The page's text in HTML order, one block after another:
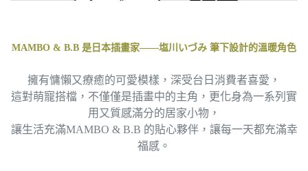
MAMBO & B.B 是日本插畫家——塩川いづみ 筆下設計的溫暖角色
擁有慵懶又療癒的可愛模樣，深受台日消費者喜愛，
這對萌寵搭檔，不僅僅是插畫中的主角，更化身為一系列實
用又質感滿分的居家小物，
讓生活充滿MAMBO & B.B 的貼心夥伴，讓每一天都充滿幸
福感。